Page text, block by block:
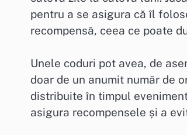
pentru a se asigura că îl
recompensă, ceea ce poate
Unele coduri pot avea, de
doar de un anumit număr de
distribuite în timpul
asigura recompensele și a